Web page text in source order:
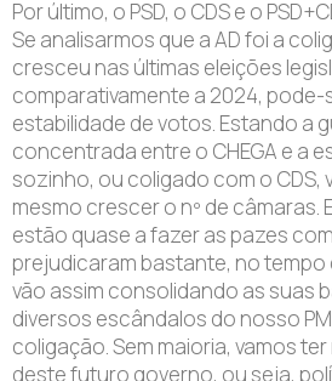
Por último, o PSD, o CDS e o
Se analisarmos que a AD foi a
cresceu nas últimas eleições
comparativamente a 2024, pode-
estabilidade de votos. Estando a
concentrada entre o CHEGA e a
sozinho, ou coligado com o CDS,
mesmo crescer o nº de câmaras.
estão quase a fazer as pazes
prejudicaram bastante, no tempo
vão assim consolidando as suas
diversos escândalos do nosso
coligação. Sem maioria, vamos
deste futuro governo, ou seja,